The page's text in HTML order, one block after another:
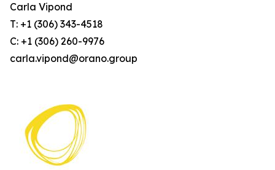
Carla Vipond
T: +1 (306) 343-4518
C: +1 (306) 260-9976
carla.vipond@orano.group